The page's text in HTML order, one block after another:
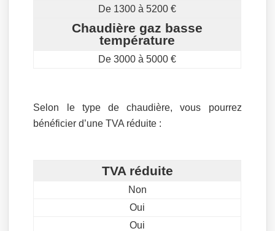
De 1300 à 5200 €
Chaudière gaz basse
température
De 3000 à 5000 €
Selon le type de chaudière, vous pourrez
bénéficier d’une TVA réduite :
TVA réduite
Non
Oui
Oui